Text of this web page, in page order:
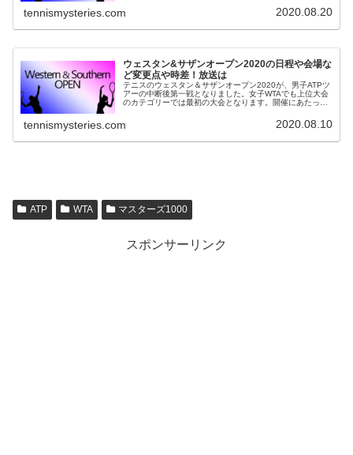
tennismysteries.com 2020.08.20
ウェスタン&サザンオープン2020の日程や会場な
ど変更点や時差！放送は
テニスのウェスタン＆サザンオープン2020が、男子ATPツ
アーの中断後第一戦となりました。女子WTAでも上位大会
のカテゴリーでは最初の大会となります。開催にあたっ
tennismysteries.com 2020.08.10
ATP WTA マスターズ1000
スポンサーリンク